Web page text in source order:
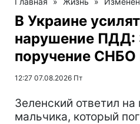
В Украине
нарушение ПДД:
поручение СНБО
12:27 07.08.2026 Пт
Зеленский ответил
мальчика, который